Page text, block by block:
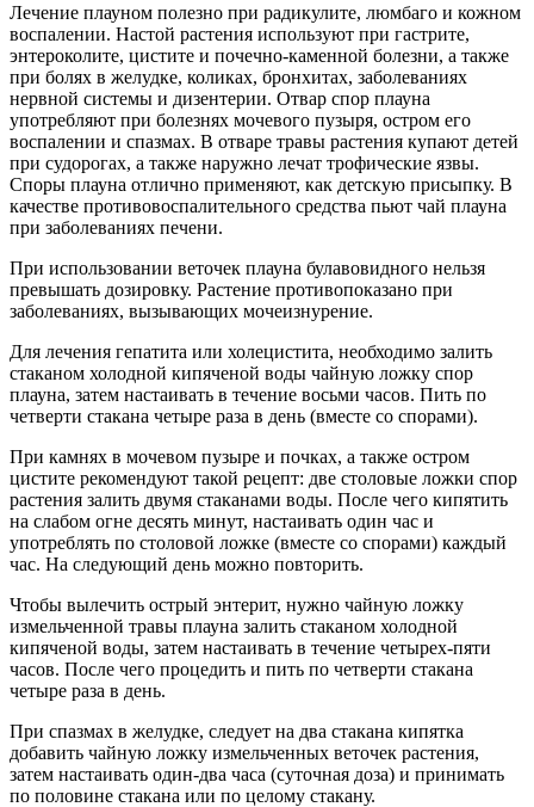
Лечение плауном полезно при радикулите, люмбаго и кожном
воспалении. Настой растения используют при гастрите,
энтероколите, цистите и почечно-каменной болезни, а также
при болях в желудке, коликах, бронхитах, заболеваниях
нервной системы и дизентерии. Отвар спор плауна
употребляют при болезнях мочевого пузыря, остром его
воспалении и спазмах. В отваре травы растения купают детей
при судорогах, а также наружно лечат трофические язвы.
Споры плауна отлично применяют, как детскую присыпку. В
качестве противовоспалительного средства пьют чай плауна
при заболеваниях печени.
При использовании веточек плауна булавовидного нельзя
превышать дозировку. Растение противопоказано при
заболеваниях, вызывающих мочеизнурение.
Для лечения гепатита или холецистита, необходимо залить
стаканом холодной кипяченой воды чайную ложку спор
плауна, затем настаивать в течение восьми часов. Пить по
четверти стакана четыре раза в день (вместе со спорами).
При камнях в мочевом пузыре и почках, а также остром
цистите рекомендуют такой рецепт: две столовые ложки спор
растения залить двумя стаканами воды. После чего кипятить
на слабом огне десять минут, настаивать один час и
употреблять по столовой ложке (вместе со спорами) каждый
час. На следующий день можно повторить.
Чтобы вылечить острый энтерит, нужно чайную ложку
измельченной травы плауна залить стаканом холодной
кипяченой воды, затем настаивать в течение четырех-пяти
часов. После чего процедить и пить по четверти стакана
четыре раза в день.
При спазмах в желудке, следует на два стакана кипятка
добавить чайную ложку измельченных веточек растения,
затем настаивать один-два часа (суточная доза) и принимать
по половине стакана или по целому стакану.